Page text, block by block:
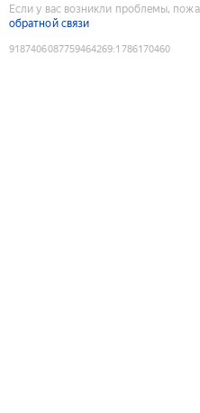
Если у вас возникли проблемы,
обратной связи
9187406087759464269:1786170460